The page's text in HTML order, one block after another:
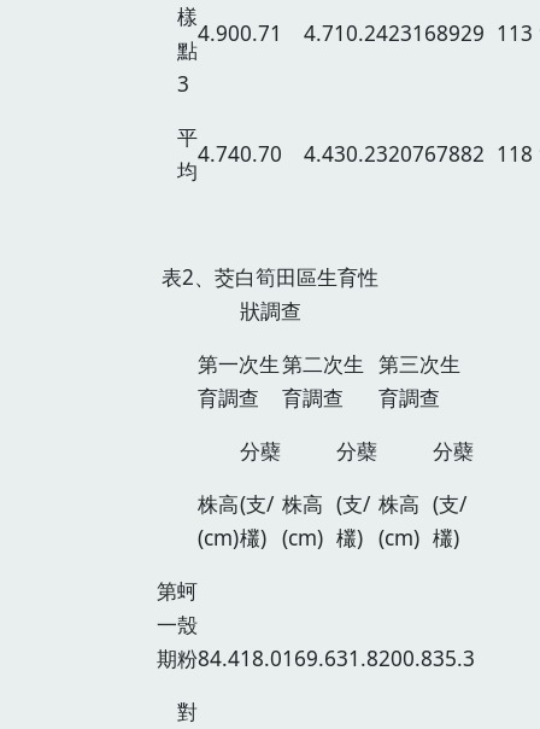
樣
點
3
4.900.71 4.710.24231 68929 113
平
均
4.740.70 4.430.2320767882 118
表2、茭白筍田區生育性
狀調查
第一次生
育調查
第二次生
育調查
第三次生
育調查
株高
(cm)
分蘗
(支/
欉)
株高
(cm)
分蘗
(支/
欉)
株高
(cm)
分蘗
(支/
欉)
第
一
期
蚵
殼
粉84.418.0169.631.8200.835.3
對